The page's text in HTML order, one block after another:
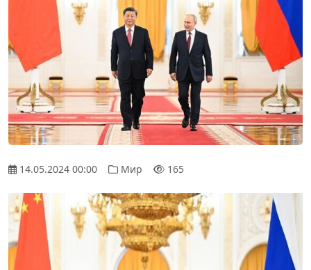
14.05.2024 00:00 Мир 165